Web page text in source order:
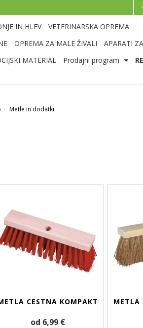
IN HLEV
VETERINARSKA OPREMA
OPREMA ZA MALE ŽIVALI
APARATI
MATERIAL Prodajni program
Metle in dodatki
CESTNA KOMPAKT
od 6,99 €
METLA